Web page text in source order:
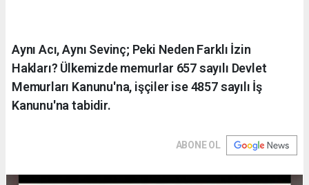
Aynı Acı, Aynı Sevinç; Peki Neden Farklı İzin
Hakları? Ülkemizde memurlar 657 sayılı Devlet
Memurları Kanunu'na, işçiler ise 4857 sayılı İş
Kanunu'na tabidir.
ABONE OL